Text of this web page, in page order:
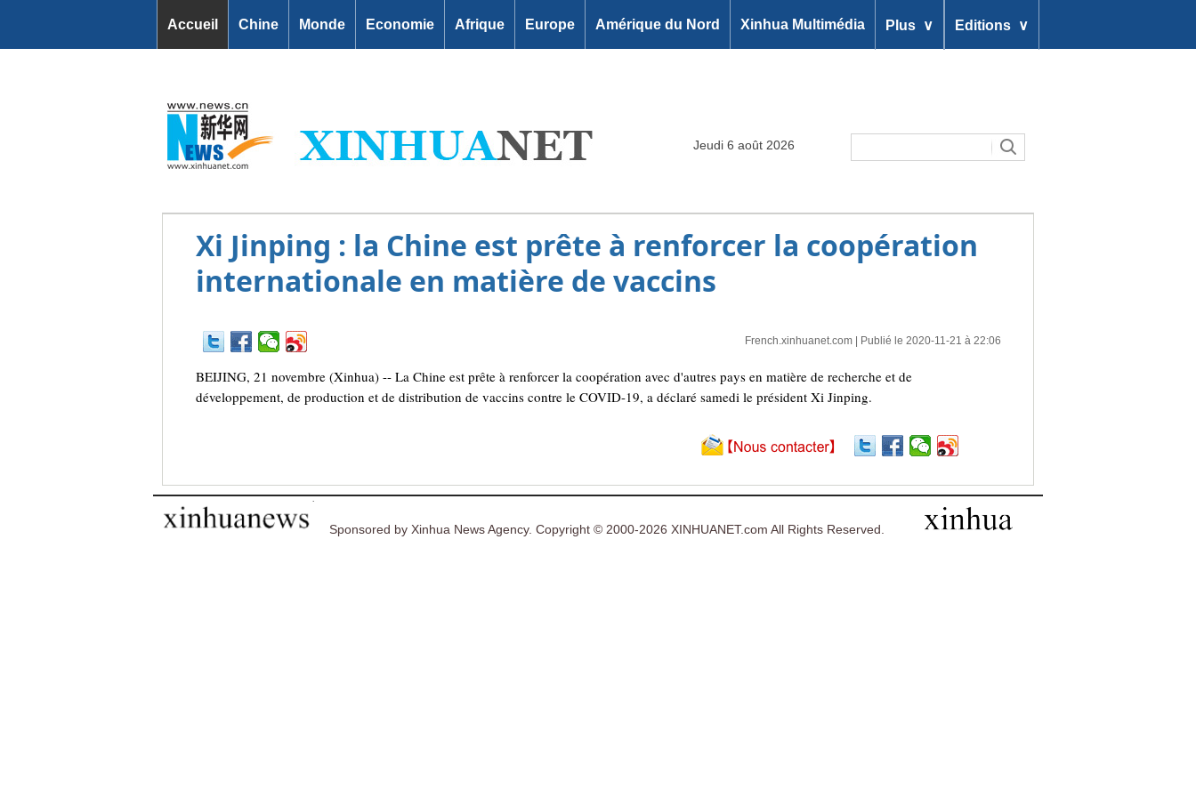
Accueil Chine Monde Economie Afrique Europe Amérique du Nord Xinhua Multimédia Plus ∨ Editions ∨
Jeudi 6 août 2026
Xi Jinping : la Chine est prête à renforcer la coopération
internationale en matière de vaccins
French.xinhuanet.com| Publié le 2020-11-21 à 22:06
BEIJING, 21 novembre (Xinhua) -- La Chine est prête à renforcer la coopération avec d'autres pays en matière de recherche et de
développement, de production et de distribution de vaccins contre le COVID-19, a déclaré samedi le président Xi Jinping.
Sponsored by Xinhua News Agency. Copyright © 2000-2026 XINHUANET.com All Rights Reserved.